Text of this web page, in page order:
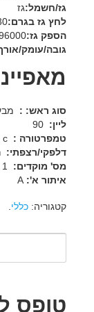
גז/חשמל:גז
לחץ גז בגרם:
הספק גז:btu
גובה/עומק/
סוג ראש: :
ליין:
טמפרטורה :
דלפקי/רצפתי:
מס' מוקדים:
איתור א':
קטגוריה: כללי
טופס